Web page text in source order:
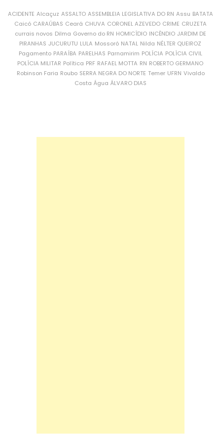
ACIDENTE Alcaçuz ASSALTO ASSEMBLEIA LEGISLATIVA DO RN Assu BATATA
Caicó CARAÚBAS Ceará CHUVA CORONEL AZEVEDO CRIME CRUZETA
currais novos Dilma Governo do RN HOMICÍDIO INCÊNDIO JARDIM DE
PIRANHAS JUCURUTU LULA Mossoró NATAL Nilda NÉLTER QUEIROZ
Pagamento PARAÍBA PARELHAS Parnamirim POLÍCIA POLÍCIA CIVIL
POLÍCIA MILITAR Política PRF RAFAEL MOTTA RN ROBERTO GERMANO
Robinson Faria Roubo SERRA NEGRA DO NORTE Temer UFRN Vivaldo
Costa Água ÁLVARO DIAS